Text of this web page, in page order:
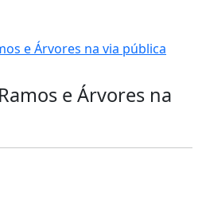
e Árvores na via pública
e Árvores na